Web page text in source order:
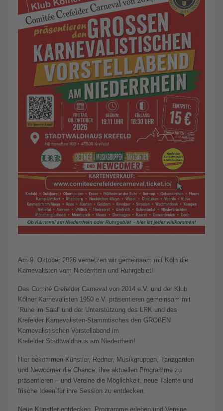
Am 9. Oktober 2026 vernetzen wir gemeinsam mit Köln die
Karnevalisten vom Niederrhein und Ruhrgebiet!
Das Comité Crefelder Carneval von 2014 e.V. und der Klub
Kölner Karnevalisten 1950 e.V. präsentieren gemeinsam mit
‘Ruhe im Saal’ und der Unterstützung des LRK und des
Krefelder Karnevalisten-Stammtisches den GROßEN
Karnevalistischen Vorstellabend im
Krefelder Stadtwaldhaus am Niederrhein!
Hier bekommen Künstler, Redner, Musikgruppen, Tanzgarden
und Newcomer die Chance, ihre aktuellen Programme zu
präsentieren – und Vereine die Möglichkeit, neue Talente und
frische Ideen für ihre Session zu entdecken.
Neue Künstler entdecken, Programme erleben und Vereine